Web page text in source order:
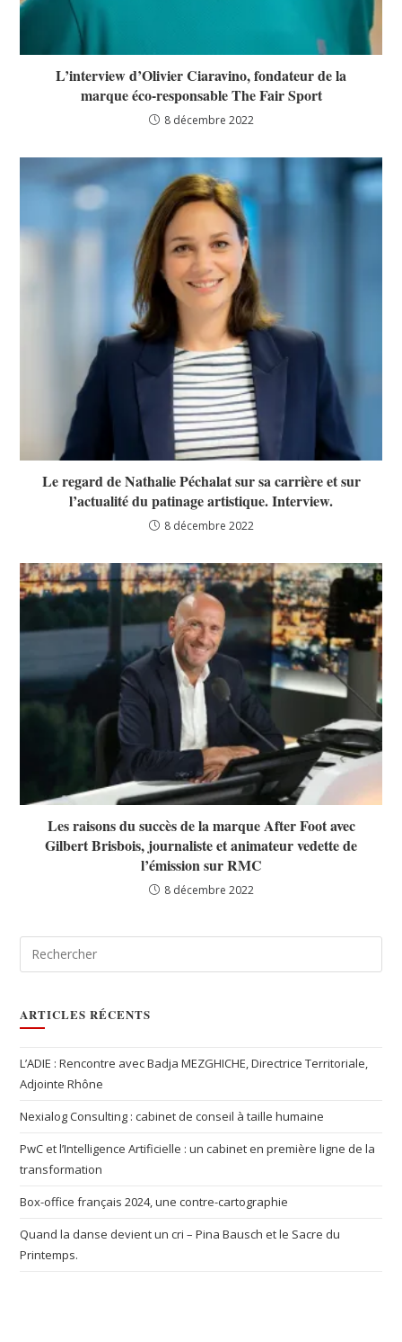
L’interview d’Olivier Ciaravino, fondateur de la
marque éco-responsable The Fair Sport
8 décembre 2022
Le regard de Nathalie Péchalat sur sa carrière et sur
l’actualité du patinage artistique. Interview.
8 décembre 2022
Les raisons du succès de la marque After Foot avec
Gilbert Brisbois, journaliste et animateur vedette de
l’émission sur RMC
8 décembre 2022
ARTICLES RÉCENTS
L’ADIE : Rencontre avec Badja MEZGHICHE, Directrice Territoriale,
Adjointe Rhône
Nexialog Consulting : cabinet de conseil à taille humaine
PwC et l’Intelligence Artificielle : un cabinet en première ligne de la
transformation
Box-office français 2024, une contre-cartographie
Quand la danse devient un cri – Pina Bausch et le Sacre du
Printemps.